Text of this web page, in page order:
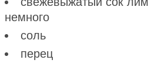
немного
соль
перец